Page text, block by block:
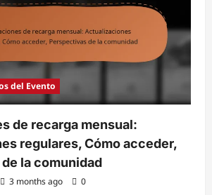
del Evento
de recarga mensual:
regulares, Cómo acceder,
la comunidad
3 months ago 0